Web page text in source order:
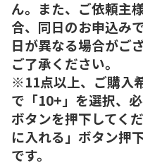
ん。また、ご依頼主
合、同日のお申込み
日が異なる場合がご
ご了承ください。
※11点以上、ご購入
で「10+」を選択、
ボタンを押下してく
に入れる」ボタン押
です。